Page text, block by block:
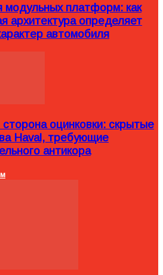
модульных платформ: как
архитектура определяет
автомобиля
оцинковки: скрытые
Haval, требующие
антикора